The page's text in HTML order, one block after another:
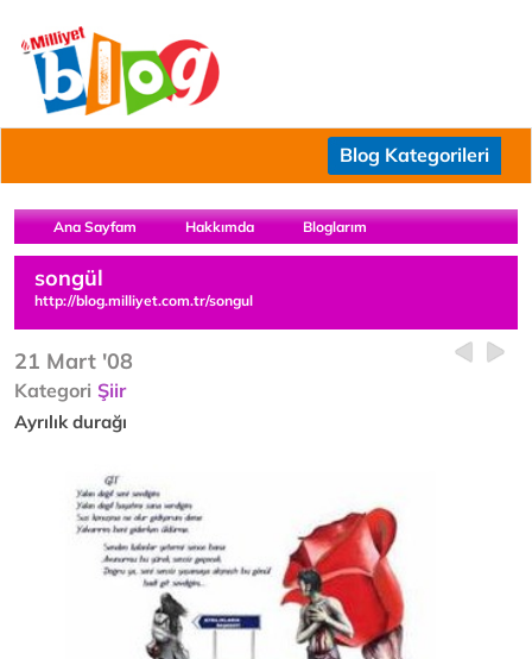
Blog Kategorileri
Ana Sayfam Hakkımda Bloglarım
songül
http://blog.milliyet.com.tr/songul
21 Mart '08
Kategori Şiir
Ayrılık durağı